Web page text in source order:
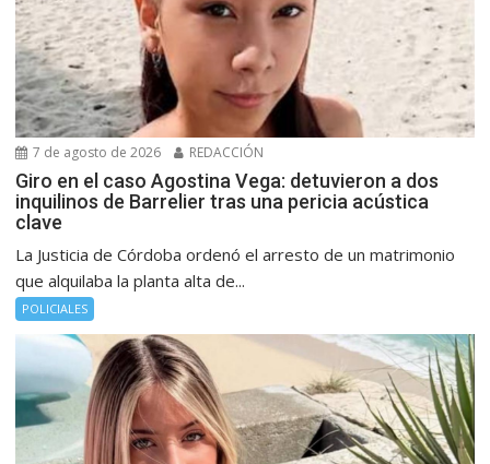
7 de agosto de 2026 REDACCIÓN
Giro en el caso Agostina Vega: detuvieron a dos
inquilinos de Barrelier tras una pericia acústica
clave
La Justicia de Córdoba ordenó el arresto de un matrimonio
que alquilaba la planta alta de...
POLICIALES